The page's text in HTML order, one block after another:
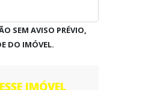
SEM AVISO PRÉVIO,
DO IMÓVEL.
IMÓVEL